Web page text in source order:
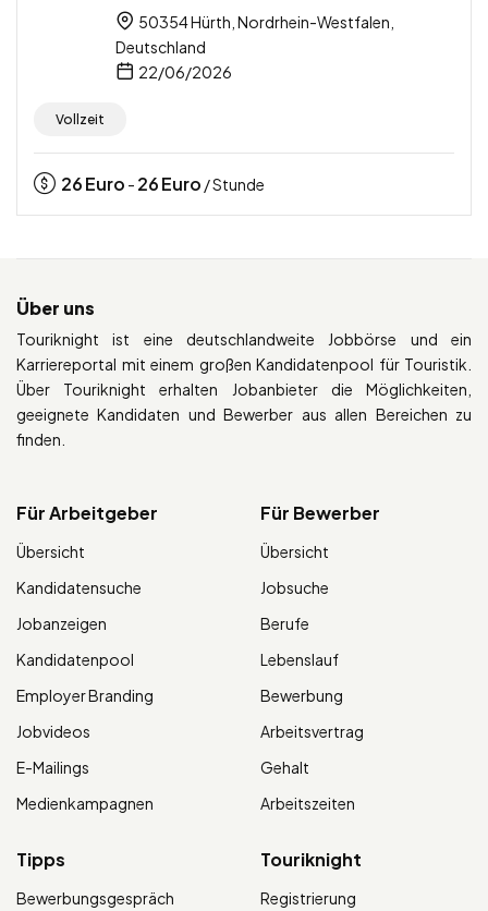
50354 Hürth, Nordrhein-Westfalen,
Deutschland
22/06/2026
Vollzeit
26Euro - 26Euro / Stunde
Über uns
Touriknight ist eine deutschlandweite Jobbörse und ein
Karriereportal mit einem großen Kandidatenpool für Touristik.
Über Touriknight erhalten Jobanbieter die Möglichkeiten,
geeignete Kandidaten und Bewerber aus allen Bereichen zu
finden.
Für Arbeitgeber
Übersicht
Kandidatensuche
Jobanzeigen
Kandidatenpool
Employer Branding
Jobvideos
E-Mailings
Medienkampagnen
Für Bewerber
Übersicht
Jobsuche
Berufe
Lebenslauf
Bewerbung
Arbeitsvertrag
Gehalt
Arbeitszeiten
Tipps
Bewerbungsgespräch
Touriknight
Registrierung